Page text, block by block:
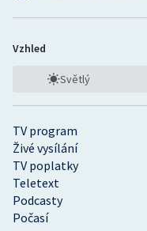
TV program
Živé vysílání
TV poplatky
Teletext
Podcasty
Počasí
Vzhled
Světlý